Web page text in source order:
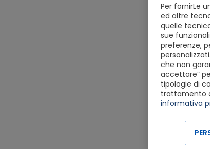
Per fornirLe
ed altre
quelle
sue
preferenze,
che non
accettare”
tipologie di
trattamento
informativa